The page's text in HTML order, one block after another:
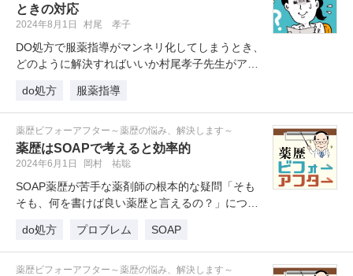
ときの対応
2024年8月1日 村尾 孝子
DO処方で服薬指導がマンネリ化してしまうとき、
どのように解決すればいいか村尾孝子先生がアド
do処方
服薬指導
薬歴ビフォーアフター～薬歴の悩み、解決します～
薬歴はSOAPで考えると効率的
2024年6月1日 岡村 祐聡
SOAP薬歴が苦手な薬剤師の根本的な疑問「そも
そも、何を書けば良い薬歴と言えるの？」につい
do処方
プロブレム SOAP
薬歴ビフォーアフター～薬歴の悩み、解決します～